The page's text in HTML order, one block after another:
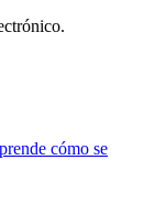
cómo se